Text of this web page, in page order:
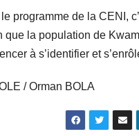
programme de la CENI,
que la population de
à s’identifier et
/ Orman BOLA